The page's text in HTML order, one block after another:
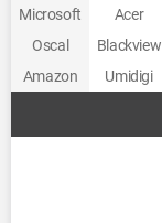
Acer
Microsoft
Blackview
Oscal
Umidigi
Amazon